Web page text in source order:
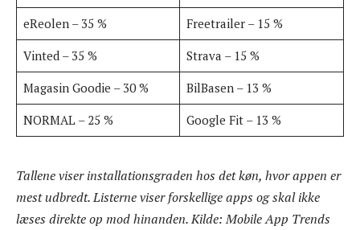
eReolen – 35 %
Freetrailer – 15 %
Vinted – 35 %
Strava – 15 %
Magasin Goodie – 30 %
BilBasen – 13 %
NORMAL – 25 %
Google Fit – 13 %
Tallene viser installationsgraden hos det køn, hvor appen er
mest udbredt. Listerne viser forskellige apps og skal ikke
læses direkte op mod hinanden. Kilde: Mobile App Trends